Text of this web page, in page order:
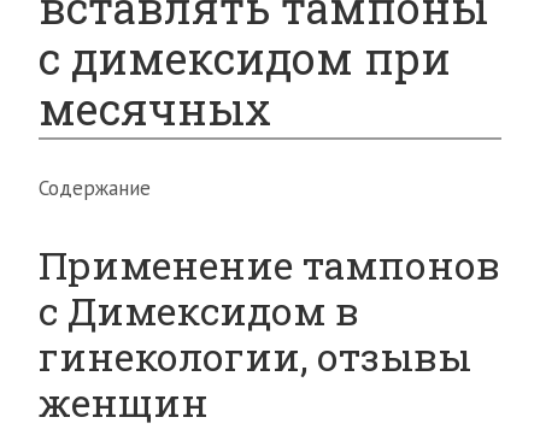
с димексидом при
месячных
Содержание
Применение тампонов
с Димексидом в
гинекологии, отзывы
женщин